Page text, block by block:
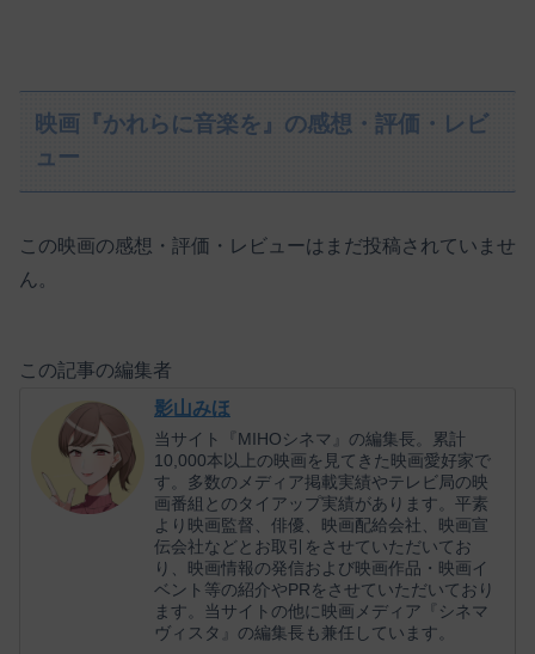
映画『かれらに音楽を』の感想・評価・レビ
ュー
この映画の感想・評価・レビューはまだ投稿されていませ
ん。
この記事の編集者
影山みほ
当サイト『MIHOシネマ』の編集長。累計
10,000本以上の映画を見てきた映画愛好家で
す。多数のメディア掲載実績やテレビ局の映
画番組とのタイアップ実績があります。平素
より映画監督、俳優、映画配給会社、映画宣
伝会社などとお取引をさせていただいてお
り、映画情報の発信および映画作品・映画イ
ベント等の紹介やPRをさせていただいており
ます。当サイトの他に映画メディア『シネマ
ヴィスタ』の編集長も兼任しています。